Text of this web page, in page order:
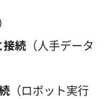
続 （人手データ
（ロボット実行